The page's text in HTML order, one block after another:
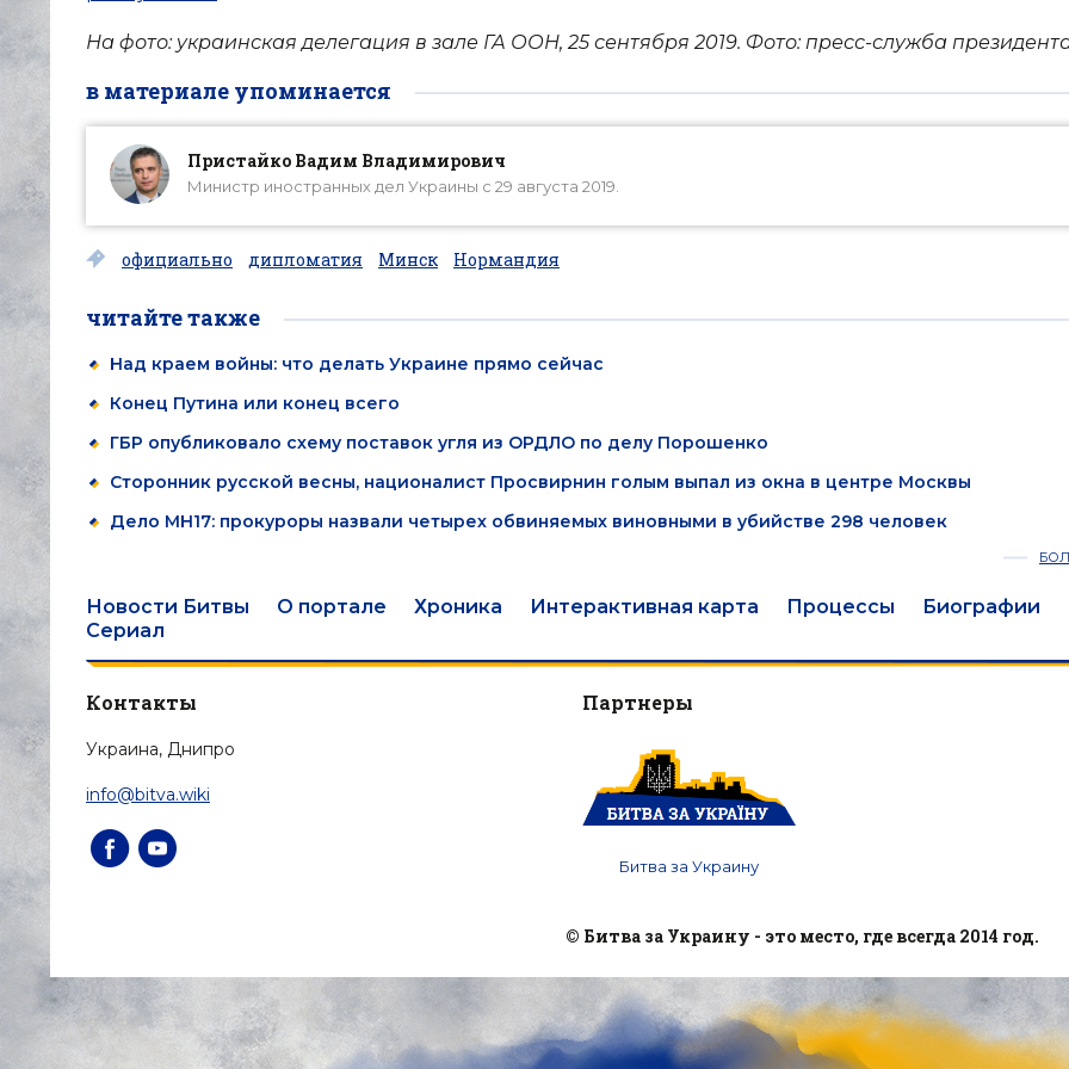
На фото: украинская делегация в зале ГА ООН, 25 сентября 2019. Фото: пресс-служба
в материале упоминается
Пристайко Вадим Владимирович
Министр иностранных дел Украины с 29 августа 2019.
официально дипломатия Минск Нормандия
читайте также
Над краем войны: что делать Украине прямо сейчас
Конец Путина или конец всего
ГБР опубликовало схему поставок угля из ОРДЛО по делу Порошенко
Сторонник русской весны, националист Просвирнин голым выпал из окна в центре Москвы
Дело MH17: прокуроры назвали четырех обвиняемых виновными в убийстве 298 человек
Новости Битвы О портале Хроника Интерактивная карта Процессы Биографии
Сериал
Контакты
Украина, Днипро
info@bitva.wiki
Партнеры
Битва за Украину
© Битва за Украину - это место, где всегда 2014 год.